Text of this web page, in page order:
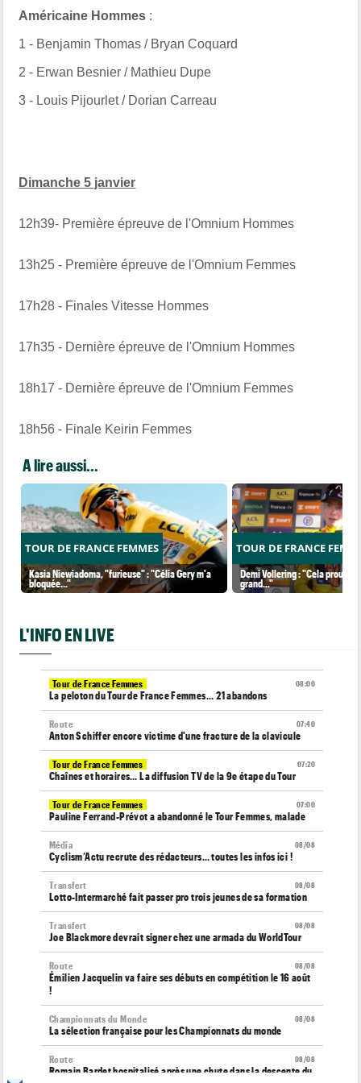
Américaine Hommes :
1 - Benjamin Thomas / Bryan Coquard
2 - Erwan Besnier / Mathieu Dupe
3 - Louis Pijourlet / Dorian Carreau
Dimanche 5 janvier
12h39- Première épreuve de l'Omnium Hommes
13h25 - Première épreuve de l'Omnium Femmes
17h28 - Finales Vitesse Hommes
17h35 - Dernière épreuve de l'Omnium Hommes
18h17 - Dernière épreuve de l'Omnium Femmes
18h56 - Finale Keirin Femmes
A lire aussi...
TOUR DE FRANCE FEMMES
Kasia Niewiadoma, "furieuse" : "Célia Gery m'a
bloquée..."
TOUR DE FRANCE
Demi Vollering : "Cela prouve
grand..."
L'INFO EN LIVE
08:00
Tour de France Femmes
La peloton du Tour de France Femmes... 21 abandons
07:40
Route
Anton Schiffer encore victime d'une fracture de la clavicule
07:20
Tour de France Femmes
Chaînes et horaires… La diffusion TV de la 9e étape du Tour
07:00
Tour de France Femmes
Pauline Ferrand-Prévot a abandonné le Tour Femmes, malade
08/08
Média
Cyclism’Actu recrute des rédacteurs… toutes les infos ici !
08/08
Transfert
Lotto-Intermarché fait passer pro trois jeunes de sa formation
08/08
Transfert
Joe Blackmore devrait signer chez une armada du WorldTour
08/08
Route
Émilien Jacquelin va faire ses débuts en compétition le 16 août
!
08/08
Championnats du Monde
La sélection française pour les Championnats du monde
08/08
Route
Romain Bardet hospitalisé après une chute dans la descente du